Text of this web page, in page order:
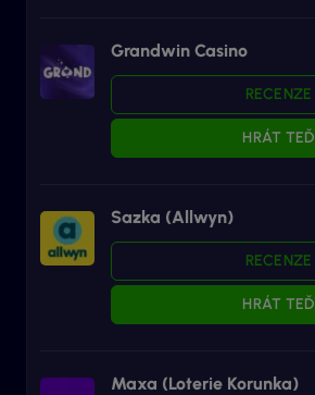
Grandwin Casino
RECENZE
HRÁT TEĎ
Sazka (Allwyn)
RECENZE
HRÁT TEĎ
Maxa (Loterie Korunka)